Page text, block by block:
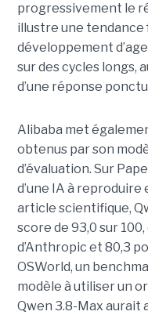
progressivement le
illustre une tendance
développement
sur des cycles longs,
d’une réponse
Alibaba met
obtenus par son
d’évaluation. Sur
d’une IA à reproduire
article scientifique,
score de 93,0 sur
d’Anthropic et 80,3
OSWorld, un
modèle à utiliser un
Qwen 3.8-Max aurait